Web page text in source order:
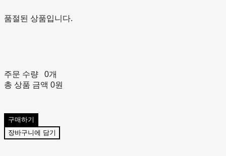
품절된 상품입니다.
주문 수량
0개
총 상품 금액 0원
구매하기
장바구니에 담기